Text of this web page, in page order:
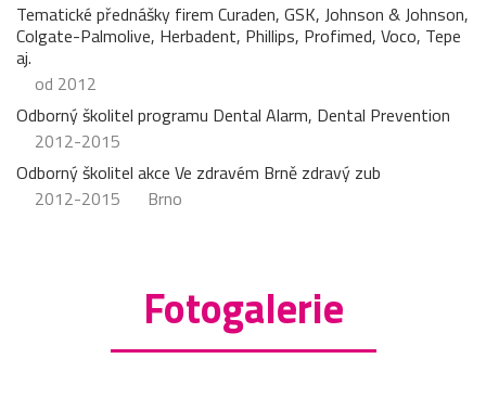
Tematické přednášky firem Curaden, GSK, Johnson & Johnson,
Colgate-Palmolive, Herbadent, Phillips, Profimed, Voco, Tepe
aj.
od 2012
Odborný školitel programu Dental Alarm, Dental Prevention
2012-2015
Odborný školitel akce Ve zdravém Brně zdravý zub
2012-2015
Brno
Fotogalerie